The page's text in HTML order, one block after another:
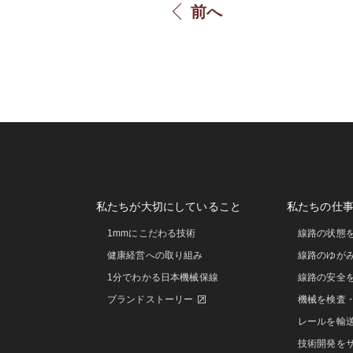
前へ
私たちが大切にしていること
1mmにこだわる技術
健康経営への取り組み
1分でわかる日本機械保線
ブランドストーリー
私たちの仕事
線路の状態
線路のゆが
線路の安全
機械を検査
レールを輸
技術開発を